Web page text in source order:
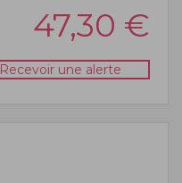
47,30 €
Recevoir une alerte